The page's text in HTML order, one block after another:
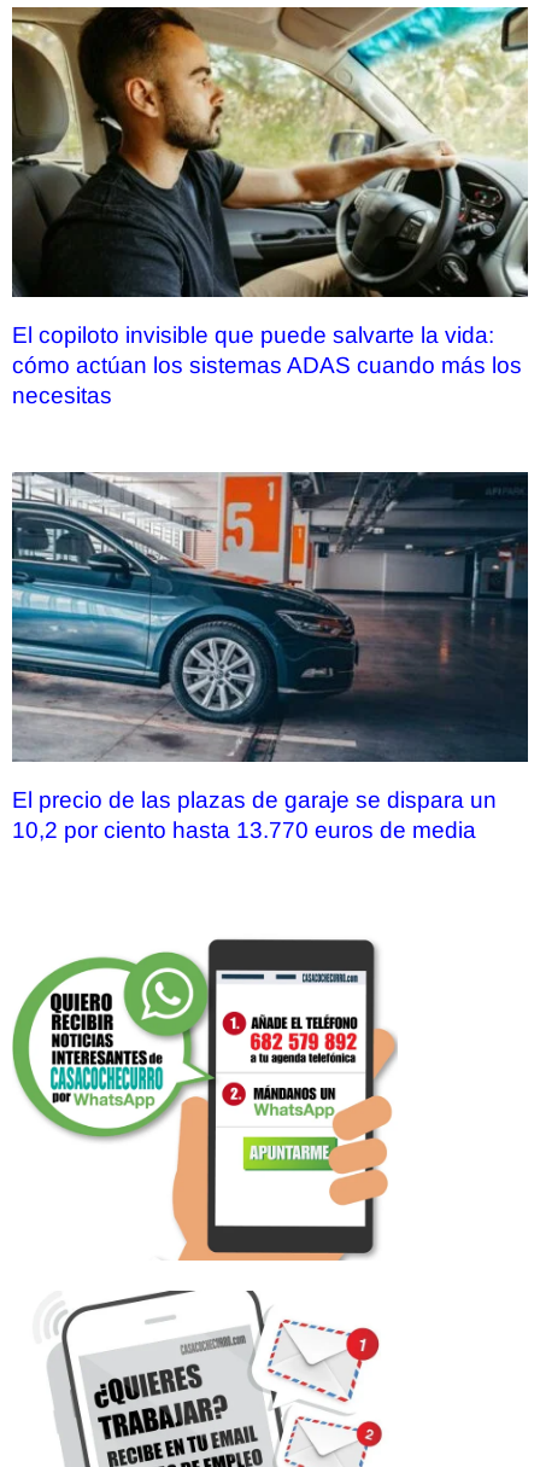
El copiloto invisible que puede salvarte la vida:
cómo actúan los sistemas ADAS cuando más los
necesitas
El precio de las plazas de garaje se dispara un
10,2 por ciento hasta 13.770 euros de media